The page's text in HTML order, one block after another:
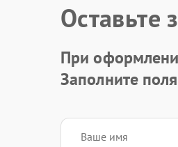
Оставьте
При
Заполните